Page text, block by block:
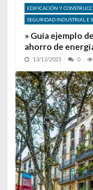
EDIFICACIÓN Y
SEGURIDAD INDUSTRIAL E
» Guía ejemplo
ahorro de
13/12/2023 0